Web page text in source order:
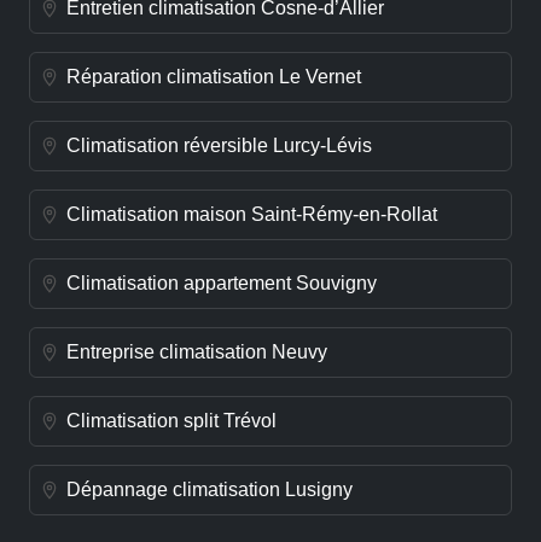
Entretien climatisation Cosne-d’Allier
Réparation climatisation Le Vernet
Climatisation réversible Lurcy-Lévis
Climatisation maison Saint-Rémy-en-Rollat
Climatisation appartement Souvigny
Entreprise climatisation Neuvy
Climatisation split Trévol
Dépannage climatisation Lusigny